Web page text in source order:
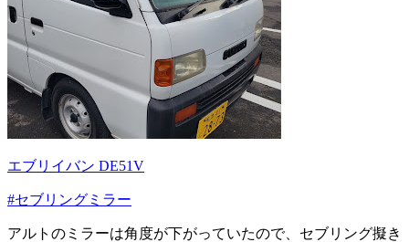
エブリイバン DE51V
#セブリングミラー
アルトのミラーは角度が下がっていたので、セブリング擬き